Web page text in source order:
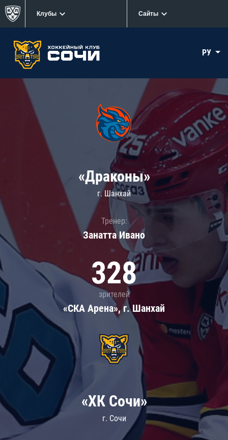
Клубы Сайты
РУ
«Драконы»
г. Шанхай
Тренер:
Занатта Иванo
328
зрителей
«СКА Арена», г. Шанхай
«ХК Сочи»
г. Сочи